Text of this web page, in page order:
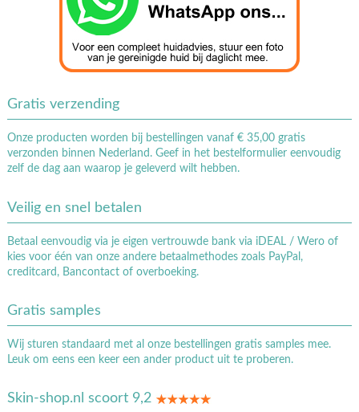
Gratis verzending
Onze producten worden bij bestellingen vanaf € 35,00 gratis
verzonden binnen Nederland. Geef in het bestelformulier eenvoudig
zelf de dag aan waarop je geleverd wilt hebben.
Veilig en snel betalen
Betaal eenvoudig via je eigen vertrouwde bank via iDEAL / Wero of
kies voor één van onze andere betaalmethodes zoals PayPal,
creditcard, Bancontact of overboeking.
Gratis samples
Wij sturen standaard met al onze bestellingen gratis samples mee.
Leuk om eens een keer een ander product uit te proberen.
Skin-shop.nl scoort 9,2